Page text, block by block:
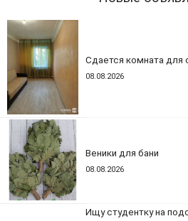
Сдается комната для
08.08.2026
Веники для бани
08.08.2026
Ищу студентку на